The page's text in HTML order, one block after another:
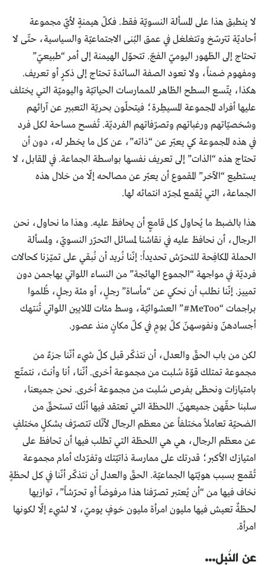
لا ينطبق هذا على المسألة النسويّة فقط. فكلّ هيمنةٍ لأيّ مجموعة
أحاديّة تترسّخ وتتغلغل في عمق البُنى الاجتماعيّة والسياسية، حتّى لا
تحتاج إلى الظهور اليوميّ الفجّ. تتحوّل الهيمنة إلى أمر “طبيعيّ”
ومفهوم ضمناً، ولا تعود الصفة السائدة تحتاج إلى ذكرٍ أو تعريف.
هكذا، يتّسع السطح الظاهر للممارسات الحياتيّة واليوميّة التي يختلف
عليها أفراد المجموعة المسيطِرة؛ فيتحلّون بحريّة التعبير عن آرائهم
وشخصيّاتهم ورغباتهم وتصرّفاتهم الفرديّة. تُفسح مساحة لكل فرد
في هذه المجموعة كي يعبّر عن “ذاته”، عن كل ما يخطر له، دون أن
تحتاج هذه “الذات” إلى تعريف نفسها بواسطة الجماعة. في المقابل، لا
يستطيع “الآخر” المقموع أن يعبّر عن مصالحه إلّا من خلال هذه
الجماعة، التي يُقمع لمجرّد انتمائه لها.
هذا بالضبط ما يُحاول كل قامعٍ أن يحافظ عليه. وهذا ما نحاول، نحن
الرجال، أن نحافظ عليه في نقاشنا لمسائل التحرّر النسويّ، ولمسألة
الحملة المكافِحة للتحرّش تحديداً: إنّنا نُريد أن نُبقي على تميّزنا كحالات
فرديّة في مواجهة “الجموع الهائجة” من النساء اللواتي يهاجمن دون
تمييز. إنّنا نطلب أن نحكي عن “مأساة” رجلٍ، أو مئة رجلٍ، ظُلموا
براجمات “MeToo#” العشوائيّة، وسط مئات الملايين اللواتي تُنتهك
أجسادهنّ ونفوسهنّ كلّ يومٍ في كلّ مكانٍ منذ عصور.
لكن من باب الحقّ والعدل، أن نتذكّر قبل كلّ شيء أنّنا جزءٌ من
مجموعة تمتلك قوّة سُلبت من مجموعة أخرى. أنّنا، أنا وأنتَ، نتمتّع
بامتيازات ونحظى بفرص سُلبت من مجموعة أخرى. نحن جميعنا،
سلبنا حقّهن جميعهنّ. اللحظة التي تعتقد فيها أنّك تستحقّ من
الضحيّة تعاملاً مختلفاً عن معظم الرجال لأنّك تتصرّف بشكلٍ مختلفٍ
عن معظم الرجال، هي هي اللحظة التي تطلب فيها أن تحافظ على
امتيازك الأكبر؛ قدرتك على ممارسة ذاتيّتك وتفرّدك أمام مجموعة
تُقمع بسبب هويّتها الجماعيّة. الحقّ والعدل أن نتذكّر أنّنا في كل لحظةٍ
نخاف فيها من “أن يُعتبر تصرّفنا هذا مرفوضاً أو تحرّشاً”، توازيها
لحظةٌ تعيش فيها مليون امرأة مليون خوفٍ يوميّ، لا لشيء إلّا لكونها
امرأة.
عن النُبل…